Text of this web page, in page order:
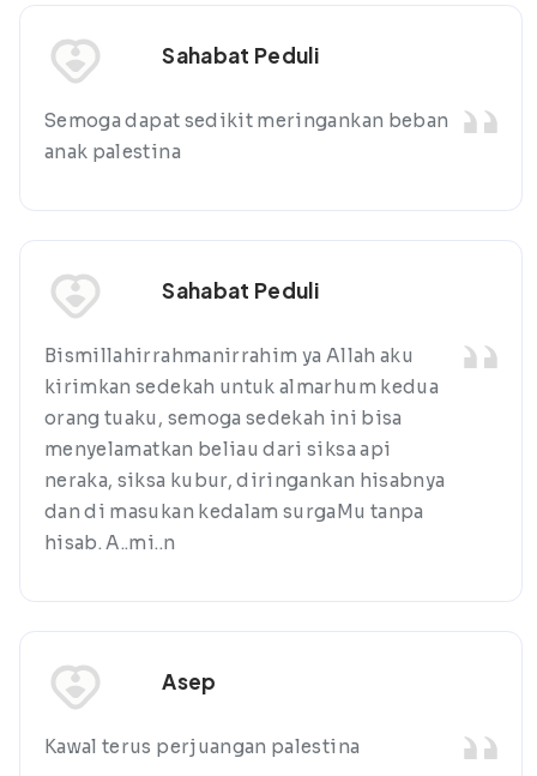
Sahabat Peduli
Semoga dapat sedikit meringankan beban
anak palestina
Sahabat Peduli
Bismillahirrahmanirrahim ya Allah aku
kirimkan sedekah untuk almarhum kedua
orang tuaku, semoga sedekah ini bisa
menyelamatkan beliau dari siksa api
neraka, siksa kubur, diringankan hisabnya
dan di masukan kedalam surgaMu tanpa
hisab. A..mi..n
Asep
Kawal terus perjuangan palestina